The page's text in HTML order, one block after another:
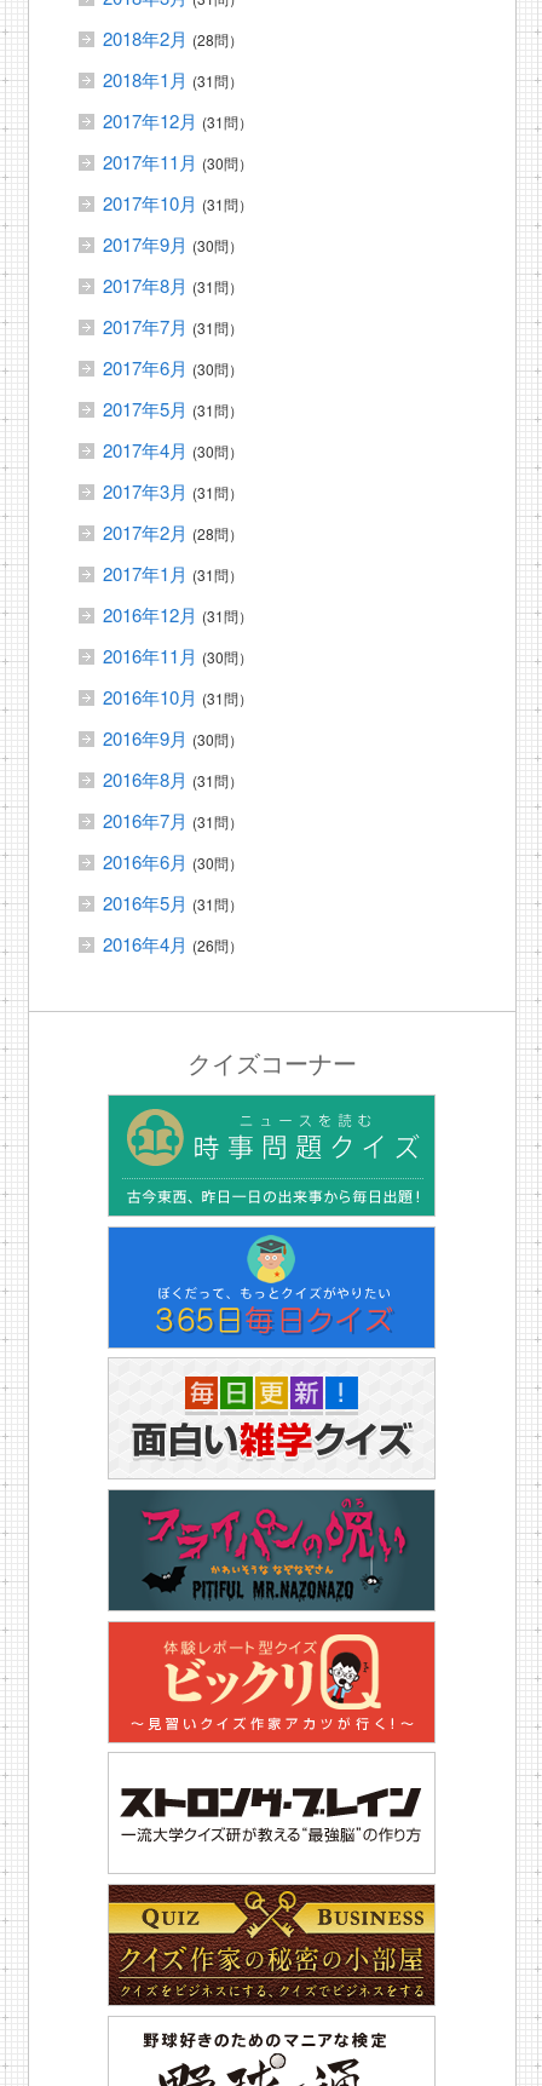
2018年2月 (28問）
2018年1月 (31問）
2017年12月 (31問）
2017年11月 (30問）
2017年10月 (31問）
2017年9月 (30問）
2017年8月 (31問）
2017年7月 (31問）
2017年6月 (30問）
2017年5月 (31問）
2017年4月 (30問）
2017年3月 (31問）
2017年2月 (28問）
2017年1月 (31問）
2016年12月 (31問）
2016年11月 (30問）
2016年10月 (31問）
2016年9月 (30問）
2016年8月 (31問）
2016年7月 (31問）
2016年6月 (30問）
2016年5月 (31問）
2016年4月 (26問）
クイズコーナー